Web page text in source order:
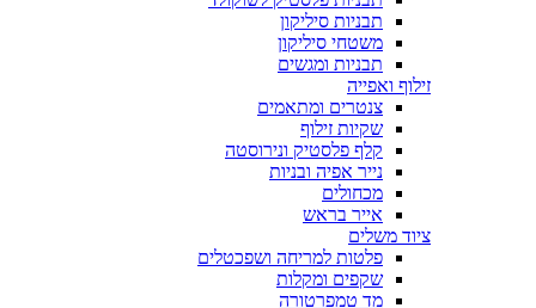
תבניות סיליקון
משטחי סיליקון
תבניות ומגשים
זילוף ואפייה
צנטרים ומתאמים
שקיות זילוף
קלף פלסטיק ונירוסטה
נייר אפיה ובניות
מכחולים
אייר בראש
ציוד משלים
פלטות למריחה ושפכטלים
שקפים ומקלות
מד טמפרטורה